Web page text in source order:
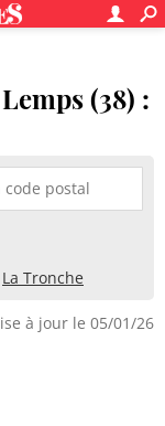
(38) :
La Tronche
à jour le 05/01/26